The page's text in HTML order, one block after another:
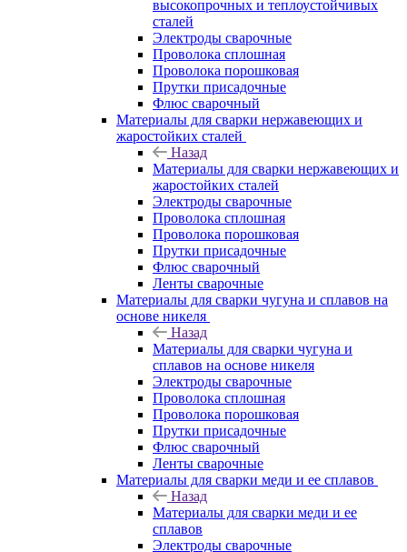
высокопрочных и теплоустойчивых
сталей
Электроды сварочные
Проволока сплошная
Проволока порошковая
Прутки присадочные
Флюс сварочный
Материалы для сварки нержавеющих и
жаростойких сталей
Назад
Материалы для сварки нержавеющих и
жаростойких сталей
Электроды сварочные
Проволока сплошная
Проволока порошковая
Прутки присадочные
Флюс сварочный
Ленты сварочные
Материалы для сварки чугуна и сплавов на
основе никеля
Назад
Материалы для сварки чугуна и
сплавов на основе никеля
Электроды сварочные
Проволока сплошная
Проволока порошковая
Прутки присадочные
Флюс сварочный
Ленты сварочные
Материалы для сварки меди и ее сплавов
Назад
Материалы для сварки меди и ее
сплавов
Электроды сварочные